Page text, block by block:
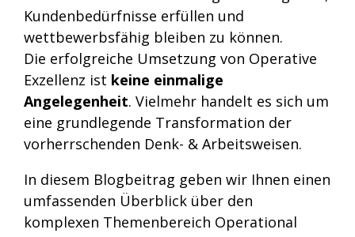
Kundenbedürfnisse erfüllen und
wettbewerbsfähig bleiben zu können.
Die erfolgreiche Umsetzung von Operative
Exzellenz ist keine einmalige
Angelegenheit. Vielmehr handelt es sich um
eine grundlegende Transformation der
vorherrschenden Denk- & Arbeitsweisen.
In diesem Blogbeitrag geben wir Ihnen einen
umfassenden Überblick über den
komplexen Themenbereich Operational